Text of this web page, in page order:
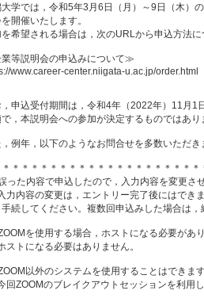
学では，令和5年3月6日（月）～9日（木）
開催いたします。
希望される場合は，次のURLから申込方法に
等説明会の申込みについて≫
www.career-center.niigata-u.ac.jp/order.html
申込受付期間は，令和4年（2022年）11月
，本説明会への参加が決定するものではあり
，例年，以下のようなお問合せを多数いただ
＊＊＊＊＊＊＊＊＊＊＊＊＊＊＊＊＊＊＊＊
った内容で申込したので，入力内容を変更さ
力内容の変更は，エントリー完了後にはでき
続してください。複数回申込みした場合は
を使用する場合，ホストになる必要があり
ストになる必要はありません。
以外のシステムを使用することはできます
回ZOOMのブレイクアウトセッションを利用